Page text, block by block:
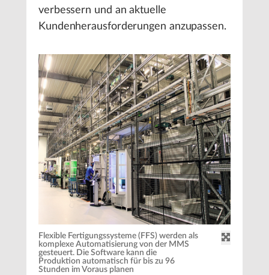
verbessern und an aktuelle
Kundenherausforderungen anzupassen.
Flexible Fertigungssysteme (FFS) werden als
komplexe Automatisierung von der MMS
gesteuert. Die Software kann die
Produktion automatisch für bis zu 96
Stunden im Voraus planen